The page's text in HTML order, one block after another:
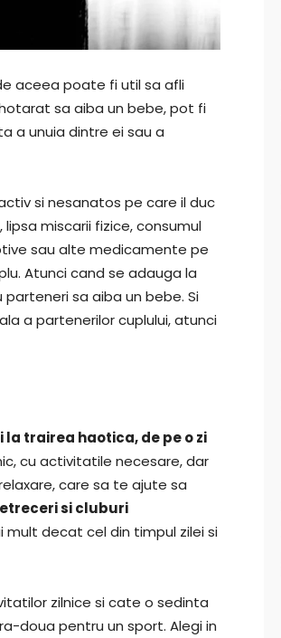
aceea poate fi util sa afli
sa aiba un bebe, pot fi
a unuia dintre ei sau a
si nesanatos pe care il duc
miscarii fizice, consumul
sau alte medicamente pe
Atunci cand se adauga la
sa aiba un bebe. Si
a partenerilor cuplului, atunci
trairea haotica, de pe o zi
cu activitatile necesare, dar
care sa te ajute sa
si cluburi
decat cel din timpul zilei si
zilnice si cate o sedinta
doua pentru un sport. Alegi in